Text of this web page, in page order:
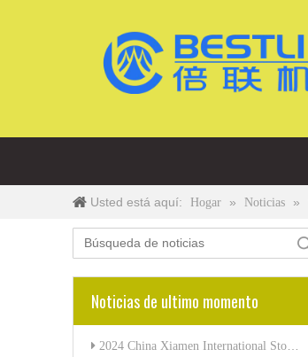
Usted está aquí: Hogar » Noticias »
Noticias de ultimo momento
2024 China Xiamen International Stone Fair-Xiamen Bestlink Factory Co., Ltd.